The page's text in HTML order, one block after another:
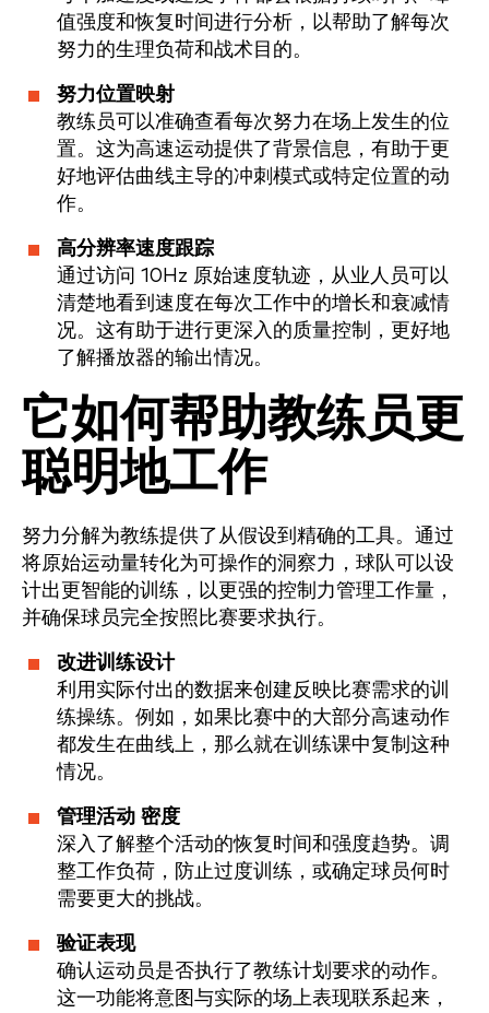
值强度和恢复时间进行分析，以帮助了解每次
努力的生理负荷和战术目的。
努力位置映射
教练员可以准确查看每次努力在场上发生的位
置。这为高速运动提供了背景信息，有助于更
好地评估曲线主导的冲刺模式或特定位置的动
作。
高分辨率速度跟踪
通过访问 10Hz 原始速度轨迹，从业人员可以
清楚地看到速度在每次工作中的增长和衰减情
况。这有助于进行更深入的质量控制，更好地
了解播放器的输出情况。
它如何帮助教练员更
聪明地工作
努力分解为教练提供了从假设到精确的工具。通过
将原始运动量转化为可操作的洞察力，球队可以设
计出更智能的训练，以更强的控制力管理工作量，
并确保球员完全按照比赛要求执行。
改进训练设计
利用实际付出的数据来创建反映比赛需求的训
练操练。例如，如果比赛中的大部分高速动作
都发生在曲线上，那么就在训练课中复制这种
情况。
管理活动 密度
深入了解整个活动的恢复时间和强度趋势。调
整工作负荷，防止过度训练，或确定球员何时
需要更大的挑战。
验证表现
确认运动员是否执行了教练计划要求的动作。
这一功能将意图与实际的场上表现联系起来，